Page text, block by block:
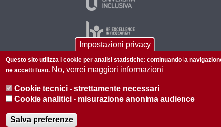
© 2026 Università di Padova - Tutti i diritti riservati
P.I. 00742430283 C.F. 80006480281
Informazioni su questo sito Privacy policy
Impostazioni privacy
Questo sito utilizza i cookie per analisi statistiche: continuando la
ne accetti l'uso. No, vorrei maggiori informazioni
Cookie tecnici - strettamente necessari
Cookie analitici - misurazione anonima audience
Salva preferenze